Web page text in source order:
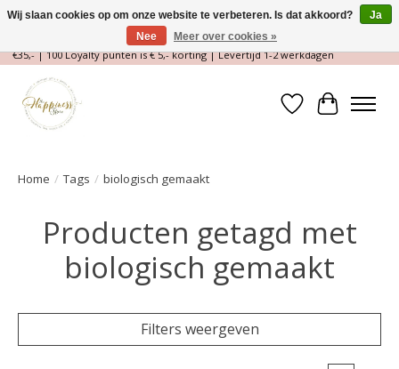
Magische Conceptstore, Edelstenen & Spirituele winkel | Gratis verzending >
€35,- | 100 Loyalty punten is € 5,- korting | Levertijd 1-2 werkdagen
Verlanglijst
Home / Tags / biologisch gemaakt
Producten getagd met
biologisch gemaakt
Filters weergeven
Wij slaan cookies op om onze website te verbeteren. Is dat akkoord?
Ja
Nee
Meer over cookies »